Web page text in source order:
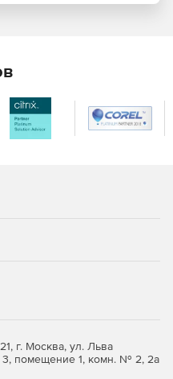
г. Москва, ул. Льва
3, помещение 1, комн. № 2, 2а